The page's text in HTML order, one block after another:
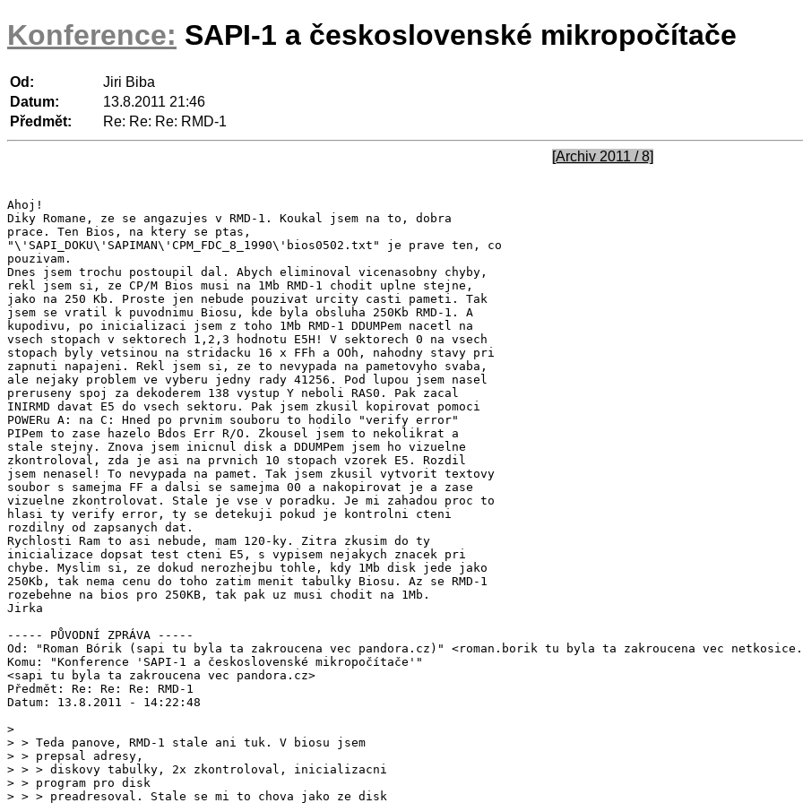
Konference: SAPI-1 a československé mikropočítače
Od:
Jiri Biba
Datum:
13.8.2011 21:46
Předmět:
Re: Re: Re: RMD-1
[Archiv 2011 / 8]
Ahoj!
Diky Romane, ze se angazujes v RMD-1. Koukal jsem na to, dobra
prace. Ten Bios, na ktery se ptas,
"\'SAPI_DOKU\'SAPIMAN\'CPM_FDC_8_1990\'bios0502.txt" je prave ten, co
pouzivam.
Dnes jsem trochu postoupil dal. Abych eliminoval vicenasobny chyby,
rekl jsem si, ze CP/M Bios musi na 1Mb RMD-1 chodit uplne stejne,
jako na 250 Kb. Proste jen nebude pouzivat urcity casti pameti. Tak
jsem se vratil k puvodnimu Biosu, kde byla obsluha 250Kb RMD-1. A
kupodivu, po inicializaci jsem z toho 1Mb RMD-1 DDUMPem nacetl na
vsech stopach v sektorech 1,2,3 hodnotu E5H! V sektorech 0 na vsech
stopach byly vetsinou na stridacku 16 x FFh a OOh, nahodny stavy pri
zapnuti napajeni. Rekl jsem si, ze to nevypada na pametovyho svaba,
ale nejaky problem ve vyberu jedny rady 41256. Pod lupou jsem nasel
preruseny spoj za dekoderem 138 vystup Y neboli RAS0. Pak zacal
INIRMD davat E5 do vsech sektoru. Pak jsem zkusil kopirovat pomoci
POWERu A: na C: Hned po prvnim souboru to hodilo "verify error"
PIPem to zase hazelo Bdos Err R/O. Zkousel jsem to nekolikrat a
stale stejny. Znova jsem inicnul disk a DDUMPem jsem ho vizuelne
zkontroloval, zda je asi na prvnich 10 stopach vzorek E5. Rozdil
jsem nenasel! To nevypada na pamet. Tak jsem zkusil vytvorit textovy
soubor s samejma FF a dalsi se samejma 00 a nakopirovat je a zase
vizuelne zkontrolovat. Stale je vse v poradku. Je mi zahadou proc to
hlasi ty verify error, ty se detekuji pokud je kontrolni cteni
rozdilny od zapsanych dat.
Rychlosti Ram to asi nebude, mam 120-ky. Zitra zkusim do ty
inicializace dopsat test cteni E5, s vypisem nejakych znacek pri
chybe. Myslim si, ze dokud nerozhejbu tohle, kdy 1Mb disk jede jako
250Kb, tak nema cenu do toho zatim menit tabulky Biosu. Az se RMD-1
rozebehne na bios pro 250KB, tak pak uz musi chodit na 1Mb.
Jirka
----- PŮVODNÍ ZPRÁVA -----
Od: "Roman Bórik (sapi tu byla ta zakroucena vec pandora.cz)" <roman.borik tu byla ta zakroucena vec
Komu: "Konference 'SAPI-1 a československé mikropočítače'"
<sapi tu byla ta zakroucena vec pandora.cz>
Předmět: Re: Re: Re: RMD-1
Datum: 13.8.2011 - 14:22:48
> > Teda panove, RMD-1 stale ani tuk. V biosu jsem